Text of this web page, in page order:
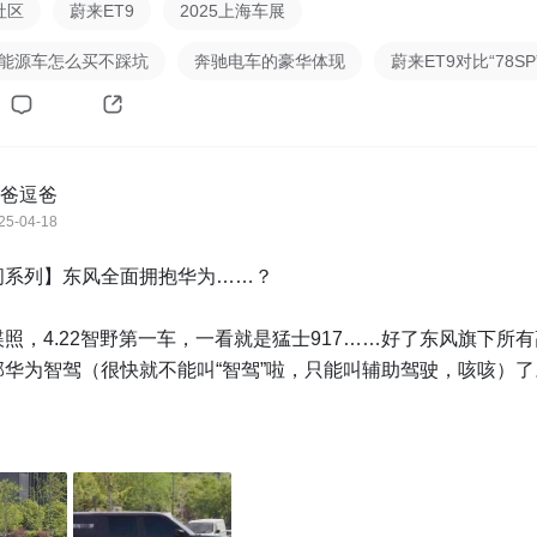
区 蔚来ET9 2025上海车展
源车怎么买不踩坑 奔驰电车的豪华体现 蔚来ET9对比
逗爸
04-18
系列】东风全面拥抱华为……？
照，4.22智野第一车，一看就是猛士917……好了东风旗下所
为智驾（很快就不能叫“智驾”啦，只能叫辅助驾驶，咳咳）了
学 @阿平同学 @小马